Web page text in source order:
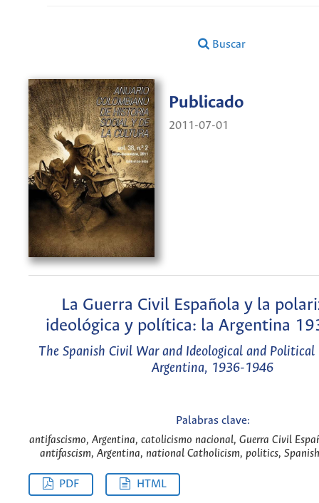
Buscar
Publicado
2011-07-01
La Guerra Civil Española y la
ideológica y política: la Argentina
The Spanish Civil War and Ideological and
Argentina, 1936-1946
Palabras clave:
antifascismo, Argentina, catolicismo nacional, Guerra Civil
antifascism, Argentina, national Catholicism, politics,
PDF HTML